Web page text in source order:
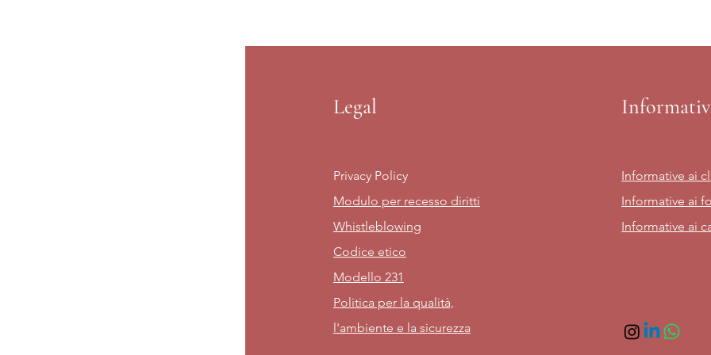
Legal
Privacy Policy
Modulo per recesso diritti
Whistleblowing
Codice etico
Modello 231
Politica per la qualità,
l'ambiente e la sicurezza
Informative ai
Informative ai
Informative ai